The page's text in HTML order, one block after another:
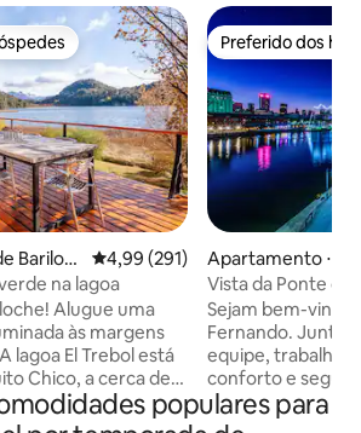
dos hóspedes
Bariloc
4,99 de uma avaliação média de
4,99 (291)
na lagoa
Alugue uma
às margens
lagoa El Trebol está
Chico, a cerca de
do centro de
encontrado no
Preferido dos
Preferido dos
Apartamento ⋅
s
Vista da Ponte da
Apartamento
Sejam bem-
Fernando.
equipe,
conforto e segurança.
apartamentos
equipados
populares para